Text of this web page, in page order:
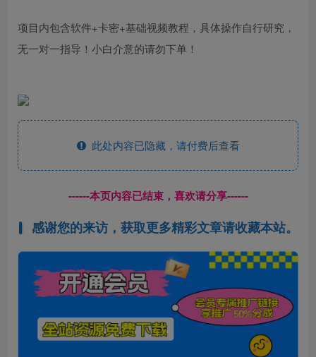
项目内包含软件+卡密+基础视频教程，具体操作自行研究，
无一对一指导！小白介意的请勿下单！
此处内容已隐藏，请付费后查看
------本页内容已结束，喜欢请分享------
感谢您的来访，获取更多精彩文章请收藏本站。